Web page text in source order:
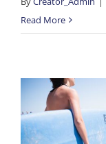
Read More